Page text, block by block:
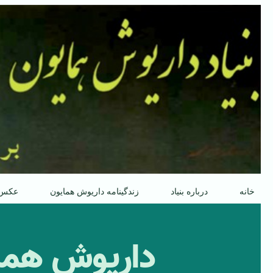
پرش
محتوا
خانه درباره بنیاد زندگینامه داریوش همایون
داریوش